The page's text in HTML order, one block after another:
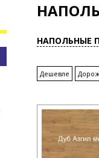
НАПОЛЬНЫЕ
Дешевле